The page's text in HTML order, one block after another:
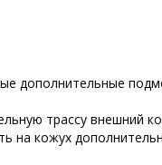
дополнительные
трассу внешний
на кожух